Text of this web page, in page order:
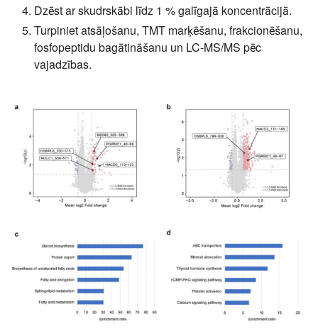
Dzēst ar skudrskābi līdz 1 % galīgajā koncentrācijā.
Turpiniet atsāļošanu, TMT marķēšanu, frakcionēšanu,
fosfopeptidu bagātināšanu un LC-MS/MS pēc
vajadzības.